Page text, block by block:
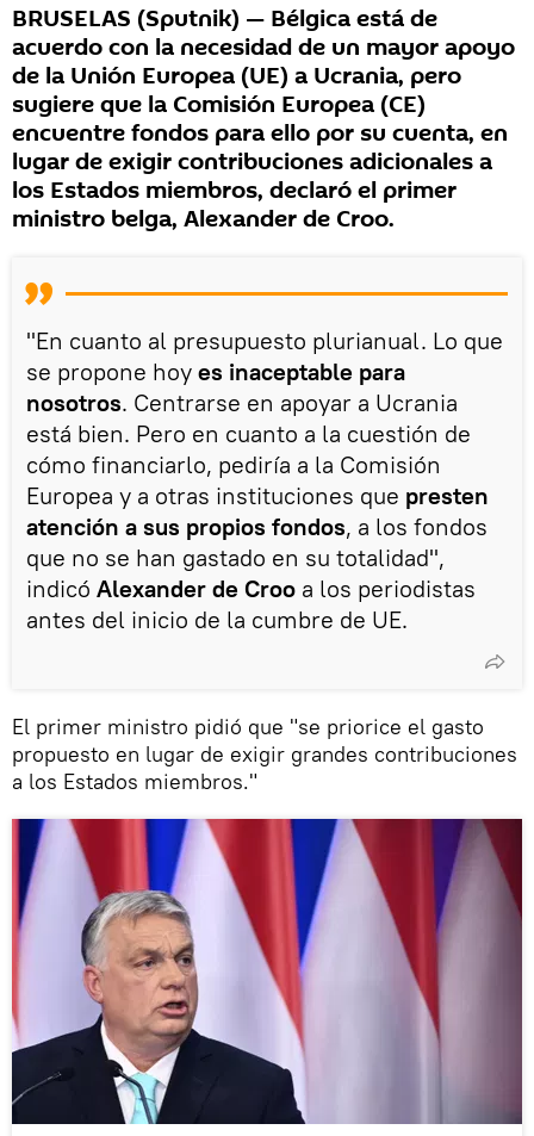
BRUSELAS (Sputnik) — Bélgica está de
acuerdo con la necesidad de un mayor apoyo
de la Unión Europea (UE) a Ucrania, pero
sugiere que la Comisión Europea (CE)
encuentre fondos para ello por su cuenta, en
lugar de exigir contribuciones adicionales a
los Estados miembros, declaró el primer
ministro belga, Alexander de Croo.
"En cuanto al presupuesto plurianual. Lo que
se propone hoy es inaceptable para
nosotros. Centrarse en apoyar a Ucrania
está bien. Pero en cuanto a la cuestión de
cómo financiarlo, pediría a la Comisión
Europea y a otras instituciones que presten
atención a sus propios fondos, a los fondos
que no se han gastado en su totalidad",
indicó Alexander de Croo a los periodistas
antes del inicio de la cumbre de UE.
El primer ministro pidió que "se priorice el gasto
propuesto en lugar de exigir grandes contribuciones
a los Estados miembros."